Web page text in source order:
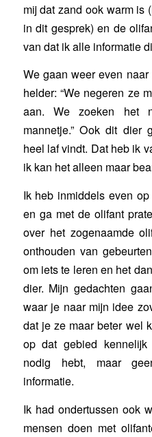
mij dat zand ook warm is
in dit gesprek) en de
van dat ik alle informatie
We gaan weer even
helder: “We negeren ze
aan. We zoeken het
mannetje.” Ook dit dier
heel laf vindt. Dat heb ik
ik kan het alleen maar
Ik heb inmiddels even
en ga met de olifant
over het zogenaamde
onthouden van
om iets te leren en het
dier. Mijn gedachten
waar je naar mijn idee
dat je ze maar beter wel
op dat gebied
nodig hebt, maar
informatie.
Ik had ondertussen ook
mensen doen met